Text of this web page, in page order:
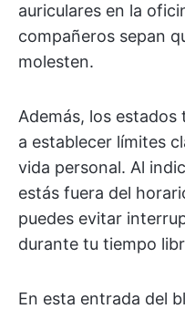
auriculares en la
compañeros sepan
molesten.
Además, los
a establecer límites
vida personal. Al
estás fuera del
puedes evitar
durante tu tiempo
En esta entrada del